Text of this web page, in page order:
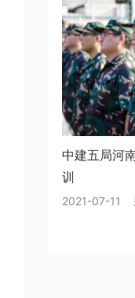
中建五局河
训
2021-07-11